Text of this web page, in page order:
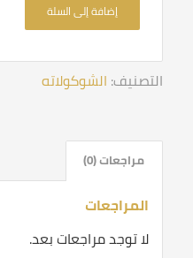
إضافة إلى السلة
التصنيف: الشوكولاته
مراجعات (0)
المراجعات
لا توجد مراجعات بعد.